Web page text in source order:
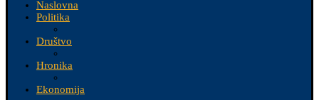
Naslovna
Politika
Društvo
Hronika
Ekonomija